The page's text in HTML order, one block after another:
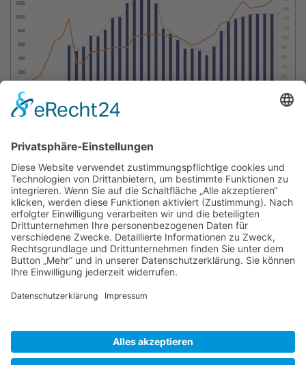
BIENENZUCHTVEREIN SULZBACH-ROSENBERG
1871 E.V.
1. Vorsitzender
Matthias Bohmann
Siebeneichen 13
92237 Sulzbach-Rosenberg
E-Mail: vorstand@bienenzuchtverein-sulzbach-